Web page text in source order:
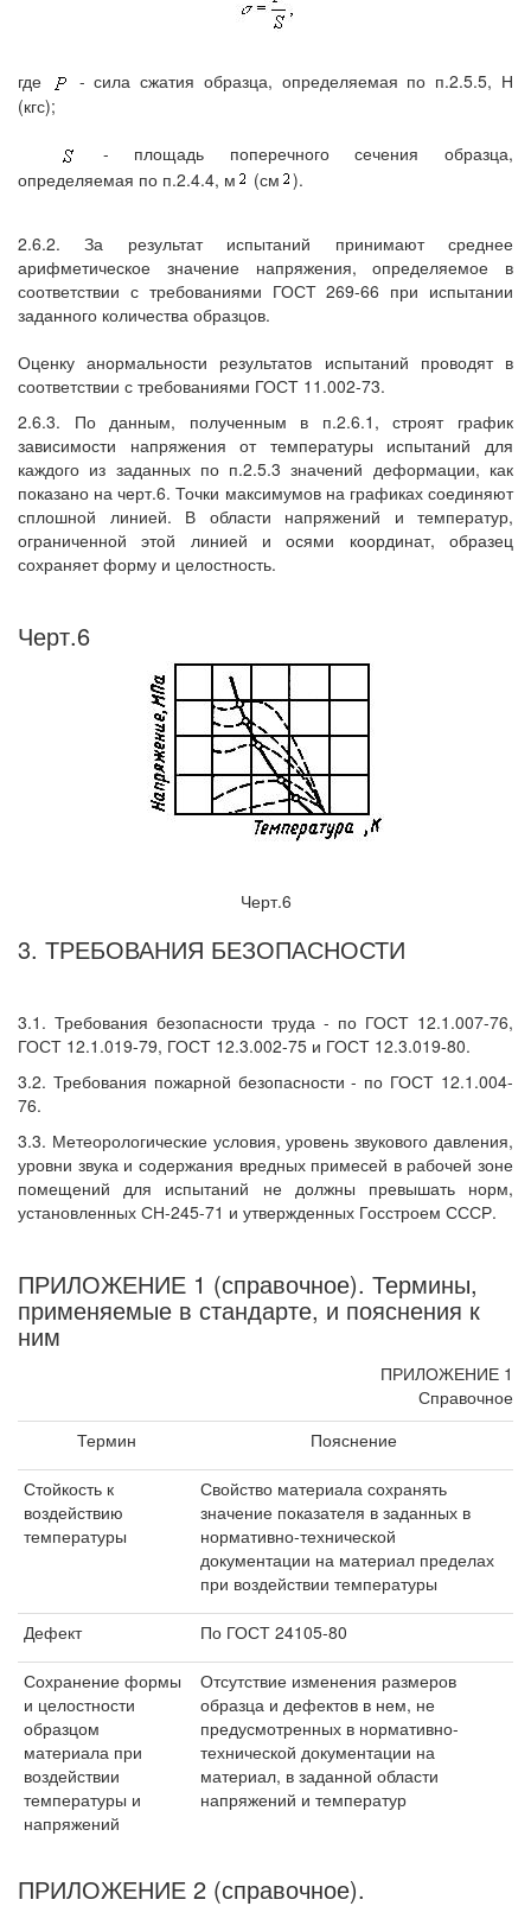
где
- сила сжатия образца, определяемая по п.2.5.5, Н
(кгс);
- площадь поперечного сечения образца,
определяемая по п.2.4.4, м
(см ).
2.6.2. За результат испытаний принимают среднее
арифметическое значение напряжения, определяемое в
соответствии с требованиями ГОСТ 269-66 при испытании
заданного количества образцов.
Оценку анормальности результатов испытаний проводят в
соответствии с требованиями ГОСТ 11.002-73.
2.6.3. По данным, полученным в п.2.6.1, строят график
зависимости напряжения от температуры испытаний для
каждого из заданных по п.2.5.3 значений деформации, как
показано на черт.6. Точки максимумов на графиках соединяют
сплошной линией. В области напряжений и температур,
ограниченной этой линией и осями координат, образец
сохраняет форму и целостность.
Черт.6
Черт.6
3. ТРЕБОВАНИЯ БЕЗОПАСНОСТИ
3.1. Требования безопасности труда - по ГОСТ 12.1.007-76,
ГОСТ 12.1.019-79, ГОСТ 12.3.002-75 и ГОСТ 12.3.019-80.
3.2. Требования пожарной безопасности - по ГОСТ 12.1.004-
76.
3.3. Метеорологические условия, уровень звукового давления,
уровни звука и содержания вредных примесей в рабочей зоне
помещений для испытаний не должны превышать норм,
установленных СН-245-71 и утвержденных Госстроем СССР.
ПРИЛОЖЕНИЕ 1 (справочное). Термины,
применяемые в стандарте, и пояснения к
ним
ПРИЛОЖЕНИЕ 1
Справочное
Термин
Пояснение
Стойкость к
воздействию
температуры
Свойство материала сохранять
значение показателя в заданных в
нормативно-технической
документации на материал пределах
при воздействии температуры
Дефект По ГОСТ 24105-80
Сохранение формы
и целостности
образцом
материала при
воздействии
температуры и
напряжений
Отсутствие изменения размеров
образца и дефектов в нем, не
предусмотренных в нормативно-
технической документации на
материал, в заданной области
напряжений и температур
ПРИЛОЖЕНИЕ 2 (справочное).